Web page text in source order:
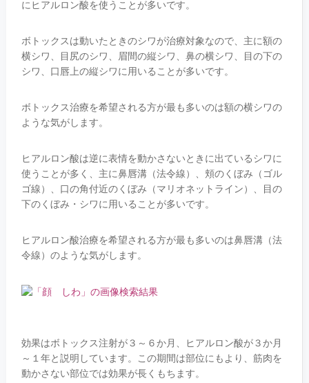
にヒアルロン酸を使うことが多いです。
ボトックスは動いたときのシワが治療対象なので、主に額の
横シワ、目尻のシワ、眉間の縦シワ、鼻の横シワ、目の下の
シワ、口唇上の縦シワに用いることが多いです。
ボトックス治療を希望される方が最も多いのは額の横シワの
ような気がします。
ヒアルロン酸は逆に表情を動かさないときに出ているシワに
使うことが多く、主に鼻唇溝（法令線）、頬のくぼみ（ゴル
ゴ線）、口の角付近のくぼみ（マリオネットライン）、目の
下のくぼみ・シワに用いることが多いです。
ヒアルロン酸治療を希望される方が最も多いのは鼻唇溝（法
令線）のような気がします。
効果はボトックス注射が３～６か月、ヒアルロン酸が３か月
～１年と説明しています。この期間は部位にもより、筋肉を
動かさない部位では効果が長くもちます。